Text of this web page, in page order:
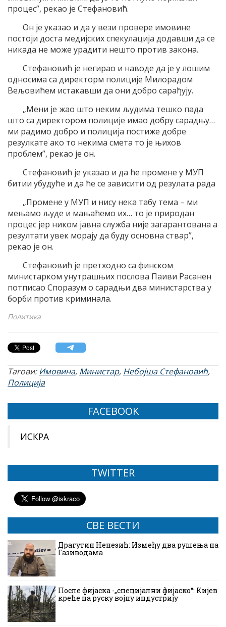
процес”, рекао је Стефановић.
Он је указао и да у вези провере имовине
постоји доста медијских спекулација додавши да се
никада не може урадити нешто против закона.
Стефановић је негирао и наводе да је у лошим
односима са директорм полиције Милорадом
Вељовићем истакавши да они добро сарађују.
„Мени је жао што неким људима тешко пада
што са директором полиције имао добру сарадњу…
ми радимо добро и полиција постиже добре
резулкате ако то некима смета то је њихов
проблем”, рекао је он.
Стефановић је указао и да ће промене у МУП
битии убудуће и да ће се зависити од резулата рада
„Промене у МУП и нису нека табу тема – ми
мењамо људе и мањаћемо их… то је природан
процес јер ником јавна служба није загарантована а
резултати увек морају да буду основна ствар”,
рекао је он.
Стефановић је претходно са финском
министарком унутрашњих послова Паиви Расанен
потписао Споразум о сарадњи два министарства у
борби против криминала.
Политика
Тагови:Имовина, Министар, Небојша Стефановић,
Полиција
FACEBOOK
ИСКРА
TWITTER
СВЕ ВЕСТИ
Драгутин Ненезић: Између два рушења на
Газиводама
После фијаска -„специјални фијаско“: Кијев
креће на руску војну индустрију